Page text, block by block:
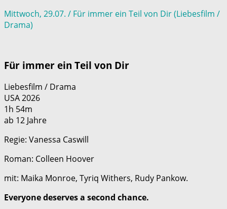
Mittwoch, 29.07. / Für immer ein Teil von Dir (Liebesfilm /
Drama)
Für immer ein Teil von Dir
Liebesfilm / Drama
USA 2026
1h 54m
ab 12 Jahre
Regie: Vanessa Caswill
Roman: Colleen Hoover
mit: Maika Monroe, Tyriq Withers, Rudy Pankow.
Everyone deserves a second chance.